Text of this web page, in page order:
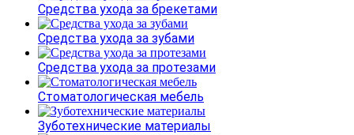
Средства ухода за брекетами
Средства ухода за зубами
Средства ухода за протезами
Стоматологическая мебель
Зуботехнические материалы